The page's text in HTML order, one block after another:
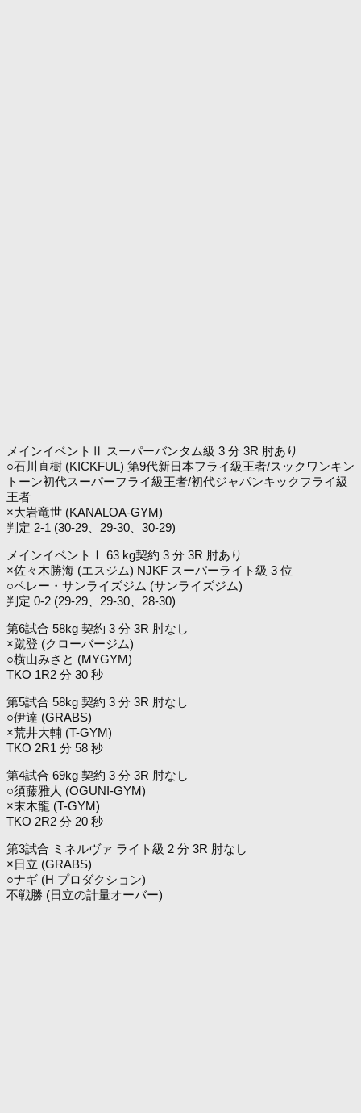
メインイベントⅡ スーパーバンタム級 3 分 3R 肘あり
○石川直樹 (KICKFUL) 第9代新日本フライ級王者/スックワンキン
トーン初代スーパーフライ級王者/初代ジャパンキックフライ級
王者
×大岩竜世 (KANALOA-GYM)
判定 2-1 (30-29、29-30、30-29)
メインイベントⅠ 63 kg契約 3 分 3R 肘あり
×佐々木勝海 (エスジム) NJKF スーパーライト級 3 位
○ペレー・サンライズジム (サンライズジム)
判定 0-2 (29-29、29-30、28-30)
第6試合 58kg 契約 3 分 3R 肘なし
×蹴登 (クローバージム)
○横山みさと (MYGYM)
TKO 1R2 分 30 秒
第5試合 58kg 契約 3 分 3R 肘なし
○伊達 (GRABS)
×荒井大輔 (T-GYM)
TKO 2R1 分 58 秒
第4試合 69kg 契約 3 分 3R 肘なし
○須藤雅人 (OGUNI-GYM)
×末木龍 (T-GYM)
TKO 2R2 分 20 秒
第3試合 ミネルヴァ ライト級 2 分 3R 肘なし
×日立 (GRABS)
○ナギ (H プロダクション)
不戦勝 (日立の計量オーバー)